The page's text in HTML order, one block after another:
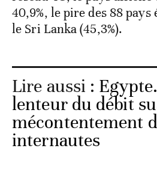
40,9%, le pire des 88
le Sri Lanka (45,3%).
Lire aussi :
lenteur du débit
mécontentement
internautes